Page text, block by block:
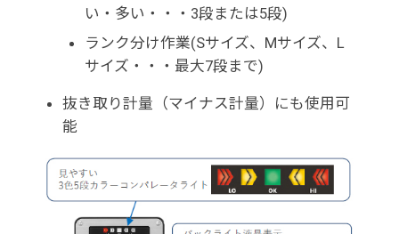
い・多い・・・3段または5段)
ランク分け作業(Sサイズ、Mサイズ、L
サイズ・・・最大7段まで)
抜き取り計量（マイナス計量）にも使用可
能